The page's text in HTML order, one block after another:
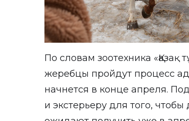
По словам зоотехника
жеребцы пройдут процесс
начнется в конце апреля.
и экстерьеру для того,